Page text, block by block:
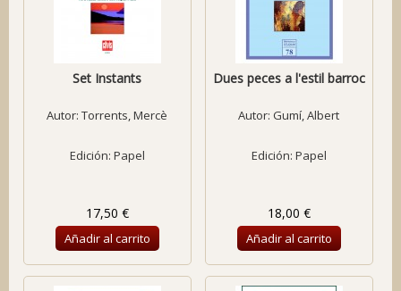
Set Instants
Autor:Torrents, Mercè
Edición: Papel
17,50 €
Añadir al carrito
Dues peces a l'estil barroc
Autor: Gumí, Albert
Edición: Papel
18,00 €
Añadir al carrito